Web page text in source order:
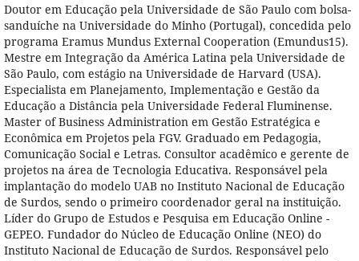
Doutor em Educação pela Universidade de São Paulo com bolsa-
sanduíche na Universidade do Minho (Portugal), concedida pelo
programa Eramus Mundus External Cooperation (Emundus15).
Mestre em Integração da América Latina pela Universidade de
São Paulo, com estágio na Universidade de Harvard (USA).
Especialista em Planejamento, Implementação e Gestão da
Educação a Distância pela Universidade Federal Fluminense.
Master of Business Administration em Gestão Estratégica e
Econômica em Projetos pela FGV. Graduado em Pedagogia,
Comunicação Social e Letras. Consultor acadêmico e gerente de
projetos na área de Tecnologia Educativa. Responsável pela
implantação do modelo UAB no Instituto Nacional de Educação
de Surdos, sendo o primeiro coordenador geral na instituição.
Líder do Grupo de Estudos e Pesquisa em Educação Online -
GEPEO. Fundador do Núcleo de Educação Online (NEO) do
Instituto Nacional de Educação de Surdos. Responsável pelo